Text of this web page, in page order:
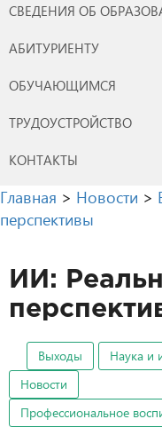
СВЕДЕНИЯ ОБ
АБИТУРИЕНТУ
ОБУЧАЮЩИМСЯ
ТРУДОУСТРОЙСТВО
КОНТАКТЫ
Главная > Новости >
перспективы
ИИ:
Выходы
Наука и
Новости
Профессиональное